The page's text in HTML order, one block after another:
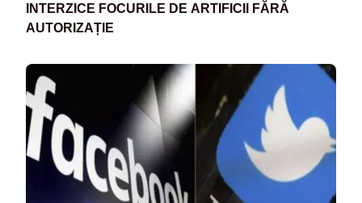
INTERZICE FOCURILE DE ARTIFICII FĂRĂ
AUTORIZAȚIE